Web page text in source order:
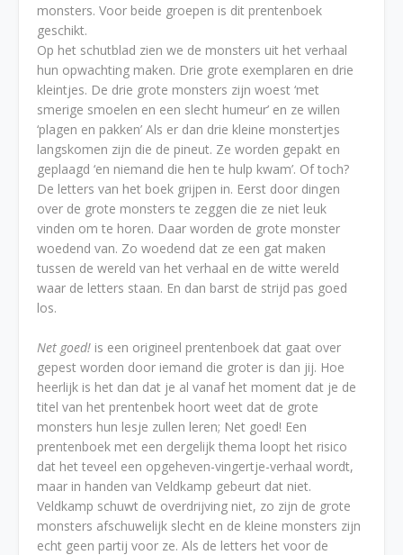
monsters. Voor beide groepen is dit prentenboek
geschikt.
Op het schutblad zien we de monsters uit het verhaal
hun opwachting maken. Drie grote exemplaren en drie
kleintjes. De drie grote monsters zijn woest ‘met
smerige smoelen en een slecht humeur’ en ze willen
‘plagen en pakken’ Als er dan drie kleine monstertjes
langskomen zijn die de pineut. Ze worden gepakt en
geplaagd ‘en niemand die hen te hulp kwam’. Of toch?
De letters van het boek grijpen in. Eerst door dingen
over de grote monsters te zeggen die ze niet leuk
vinden om te horen. Daar worden de grote monster
woedend van. Zo woedend dat ze een gat maken
tussen de wereld van het verhaal en de witte wereld
waar de letters staan. En dan barst de strijd pas goed
los.
Net goed! is een origineel prentenboek dat gaat over
gepest worden door iemand die groter is dan jij. Hoe
heerlijk is het dan dat je al vanaf het moment dat je de
titel van het prentenbek hoort weet dat de grote
monsters hun lesje zullen leren; Net goed! Een
prentenboek met een dergelijk thema loopt het risico
dat het teveel een opgeheven-vingertje-verhaal wordt,
maar in handen van Veldkamp gebeurt dat niet.
Veldkamp schuwt de overdrijving niet, zo zijn de grote
monsters afschuwelijk slecht en de kleine monsters zijn
echt geen partij voor ze. Als de letters het voor de